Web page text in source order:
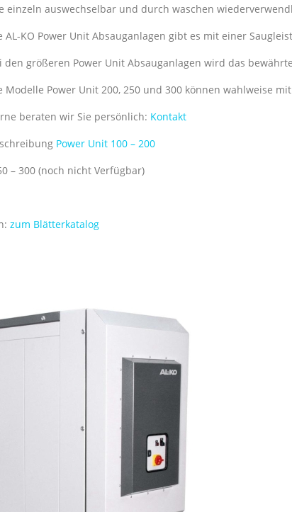
einzeln auswechselbar und durch waschen
AL-KO Power Unit Absauganlagen gibt es mit einer
den größeren Power Unit Absauganlagen wird das bewährte
Modelle Power Unit 200, 250 und 300 können wahlweise
beraten wir Sie persönlich: Kontakt
Power Unit 100 – 200
– 300 (noch nicht Verfügbar)
zum Blätterkatalog